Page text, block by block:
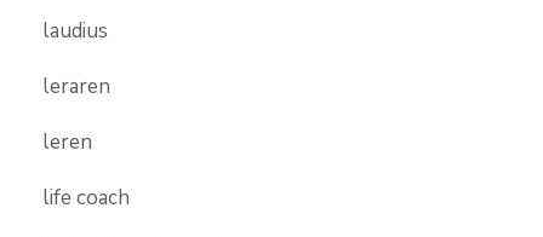
laudius
leraren
leren
life coach